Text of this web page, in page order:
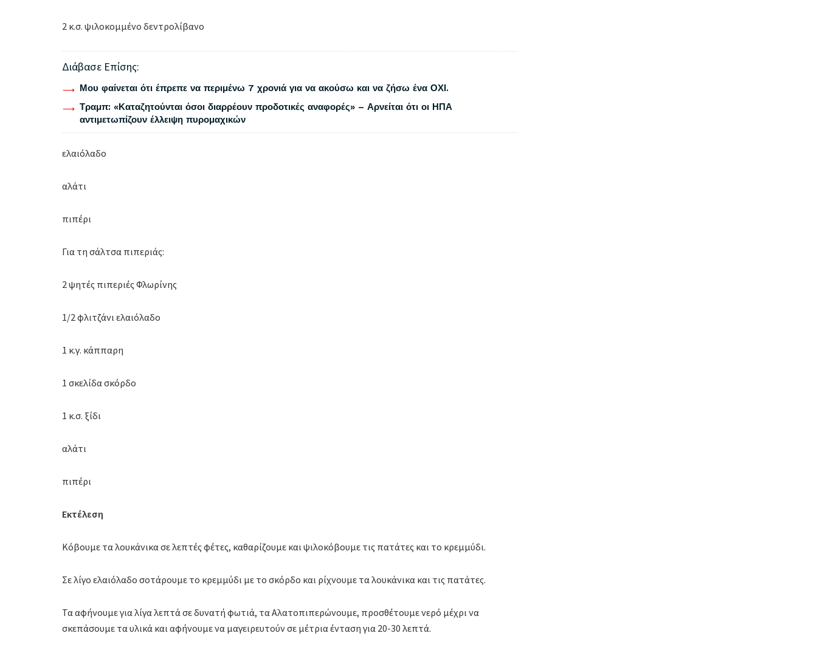
2 κ.σ. ψιλοκομμένο δεντρολίβανο
Διάβασε Επίσης:
Μου φαίνεται ότι έπρεπε να περιμένω 7 χρονιά για να ακούσω και να ζήσω ένα ΟΧΙ.
Τραμπ: «Καταζητούνται όσοι διαρρέουν προδοτικές αναφορές» – Αρνείται ότι οι ΗΠΑ
αντιμετωπίζουν έλλειψη πυρομαχικών
ελαιόλαδο
αλάτι
πιπέρι
Για τη σάλτσα πιπεριάς:
2 ψητές πιπεριές Φλωρίνης
1/2 φλιτζάνι ελαιόλαδο
1 κ.γ. κάππαρη
1 σκελίδα σκόρδο
1 κ.σ. ξίδι
αλάτι
πιπέρι
Εκτέλεση
Κόβουμε τα λουκάνικα σε λεπτές φέτες, καθαρίζουμε και ψιλοκόβουμε τις πατάτες και το κρεμμύδι.
Σε λίγο ελαιόλαδο σοτάρουμε το κρεμμύδι με το σκόρδο και ρίχνουμε τα λουκάνικα και τις πατάτες.
Τα αφήνουμε για λίγα λεπτά σε δυνατή φωτιά, τα Αλατοπιπερώνουμε, προσθέτουμε νερό μέχρι να
σκεπάσουμε τα υλικά και αφήνουμε να μαγειρευτούν σε μέτρια ένταση για 20-30 λεπτά.